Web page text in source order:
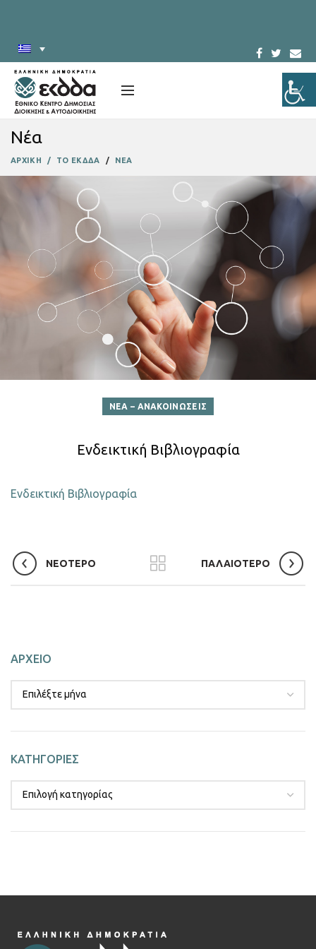
Νέα
ΑΡΧΙΚΗ ΤΟ ΕΚΔΔΑ ΝΕΑ
ΝΕΑ – ΑΝΑΚΟΙΝΩΣΕΙΣ
Ενδεικτική Βιβλιογραφία
Ενδεικτική Βιβλιογραφία
ΝΕΟΤΕΡΟ ΠΑΛΑΙΟΤΕΡΟ
ΑΡΧΕΙΟ
ΚΑΤΗΓΟΡΙΕΣ